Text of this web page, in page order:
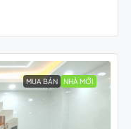
MUA BÁN NHÀ MỚI